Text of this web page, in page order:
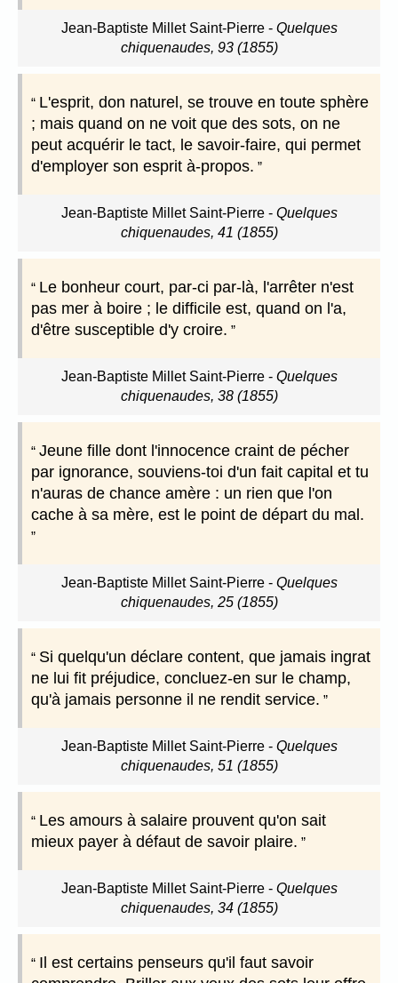
Jean-Baptiste Millet Saint-Pierre- Quelques
chiquenaudes, 93 (1855)
L'esprit, don naturel, se trouve en toute sphère
; mais quand on ne voit que des sots, on ne
peut acquérir le tact, le savoir-faire, qui permet
d'employer son esprit à-propos.
Jean-Baptiste Millet Saint-Pierre- Quelques
chiquenaudes, 41 (1855)
Le bonheur court, par-ci par-là, l'arrêter n'est
pas mer à boire ; le difficile est, quand on l'a,
d'être susceptible d'y croire.
Jean-Baptiste Millet Saint-Pierre- Quelques
chiquenaudes, 38 (1855)
Jeune fille dont l'innocence craint de pécher
par ignorance, souviens-toi d'un fait capital et tu
n'auras de chance amère : un rien que l'on
cache à sa mère, est le point de départ du mal.
Jean-Baptiste Millet Saint-Pierre- Quelques
chiquenaudes, 25 (1855)
Si quelqu'un déclare content, que jamais ingrat
ne lui fit préjudice, concluez-en sur le champ,
qu'à jamais personne il ne rendit service.
Jean-Baptiste Millet Saint-Pierre- Quelques
chiquenaudes, 51 (1855)
Les amours à salaire prouvent qu'on sait
mieux payer à défaut de savoir plaire.
Jean-Baptiste Millet Saint-Pierre- Quelques
chiquenaudes, 34 (1855)
Il est certains penseurs qu'il faut savoir